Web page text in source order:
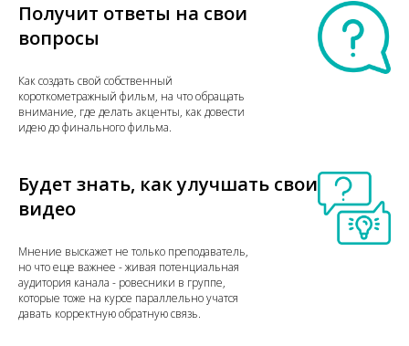
Получит ответы на свои
вопросы
Как создать свой собственный
короткометражный фильм, на что обращать
внимание, где делать акценты, как довести
идею до финального фильма.
Будет знать, как улучшать свои
видео
Мнение выскажет не только преподаватель,
но что еще важнее - живая потенциальная
аудитория канала - ровесники в группе,
которые тоже на курсе параллельно учатся
давать корректную обратную связь.